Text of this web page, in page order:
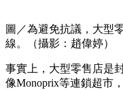
圖／為避免抗議，大型
線。（攝影：趙偉婷）
事實上，大型零售店是
像Monoprix等連鎖超市